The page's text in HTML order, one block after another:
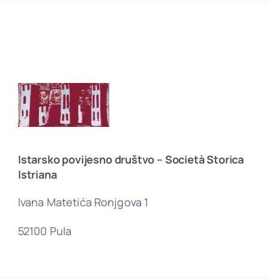
Istarsko povijesno društvo – Società Storica
Istriana
Ivana Matetića Ronjgova 1
52100 Pula